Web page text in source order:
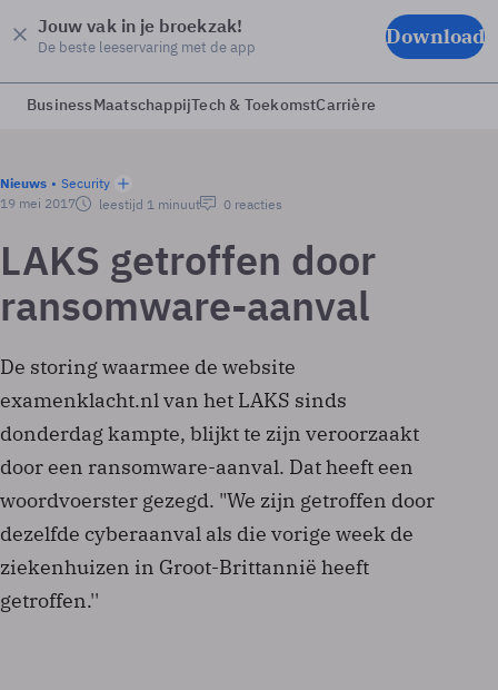
Jouw vak in je broekzak!
De beste leeservaring met de app Download
BusinessMaatschappijTech & ToekomstCarrière
Nieuws
Security
19 mei 2017
leestijd 1 minuut 0 reacties
LAKS getroffen door
ransomware-aanval
De storing waarmee de website
examenklacht.nl van het LAKS sinds
donderdag kampte, blijkt te zijn veroorzaakt
door een ransomware-aanval. Dat heeft een
woordvoerster gezegd. "We zijn getroffen door
dezelfde cyberaanval als die vorige week de
ziekenhuizen in Groot-Brittannië heeft
getroffen.''